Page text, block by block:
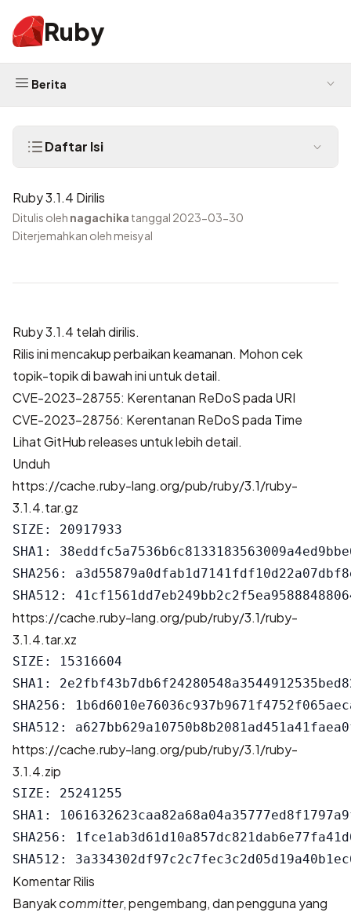
Ruby
Berita
Daftar Isi
Ruby 3.1.4 Dirilis
Ditulis oleh nagachika tanggal 2023-03-30
Diterjemahkan oleh meisyal
Ruby 3.1.4 telah dirilis.
Rilis ini mencakup perbaikan keamanan. Mohon cek
topik-topik di bawah ini untuk detail.
CVE-2023-28755: Kerentanan ReDoS pada URI
CVE-2023-28756: Kerentanan ReDoS pada Time
LihatGitHub releasesuntuk lebih detail.
Unduh
https://cache.ruby-lang.org/pub/ruby/3.1/ruby-
3.1.4.tar.gz
SIZE: 20917933
SHA1:
SHA256:
https://cache.ruby-lang.org/pub/ruby/3.1/ruby-
3.1.4.tar.xz
SIZE: 15316604
SHA1:
SHA256:
https://cache.ruby-lang.org/pub/ruby/3.1/ruby-
3.1.4.zip
SIZE: 25241255
SHA1:
SHA256:
Komentar Rilis
Banyakcommitter, pengembang, dan pengguna yang